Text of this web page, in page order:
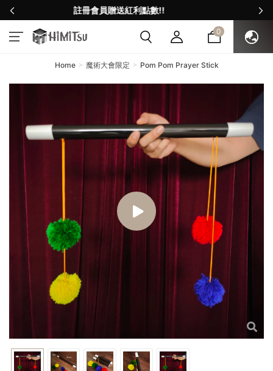
註冊會員贈送紅利點
0
Home 魔術大會限定 Pom Pom Prayer Stick